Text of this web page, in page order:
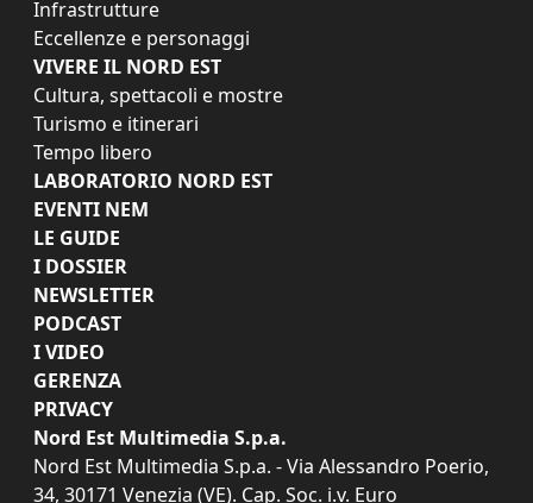
Infrastrutture
Eccellenze e personaggi
VIVERE IL NORD EST
Cultura, spettacoli e mostre
Turismo e itinerari
Tempo libero
LABORATORIO NORD EST
EVENTI NEM
LE GUIDE
I DOSSIER
NEWSLETTER
PODCAST
I VIDEO
GERENZA
PRIVACY
Nord Est Multimedia S.p.a.
Nord Est Multimedia S.p.a. - Via Alessandro Poerio,
34, 30171 Venezia (VE). Cap. Soc. i.v. Euro